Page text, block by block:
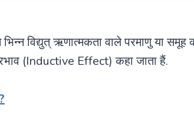
भिन्न विद्युत् ऋणात्मकता वाले परमाणु या
(Inductive Effect) कहा जाता हैं.